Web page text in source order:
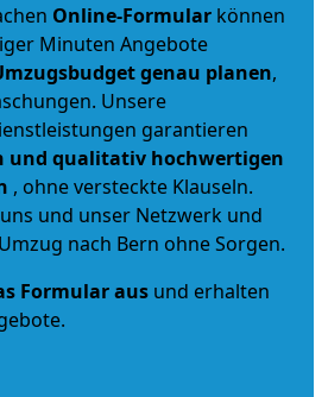
Online-Formular können
Minuten Angebote
genau planen,
Unsere
garantieren
und qualitativ hochwertigen
, ohne versteckte Klauseln.
und unser Netzwerk und
nach Bern ohne Sorgen.
Formular aus und erhalten